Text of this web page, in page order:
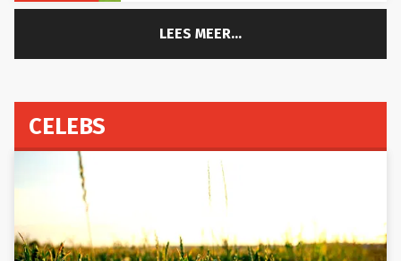
LEES MEER...
CELEBS